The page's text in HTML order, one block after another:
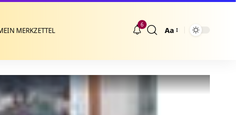
MERKZETTEL
6
Größenänderung
Aa